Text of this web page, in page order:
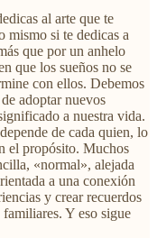
al arte que te
mismo si te dedicas a
que por un anhelo
que los sueños no se
con ellos. Debemos
adoptar nuevos
a nuestra vida.
de cada quien, lo
el propósito. Muchos
«normal», alejada
a una conexión
y crear recuerdos
familiares. Y eso sigue